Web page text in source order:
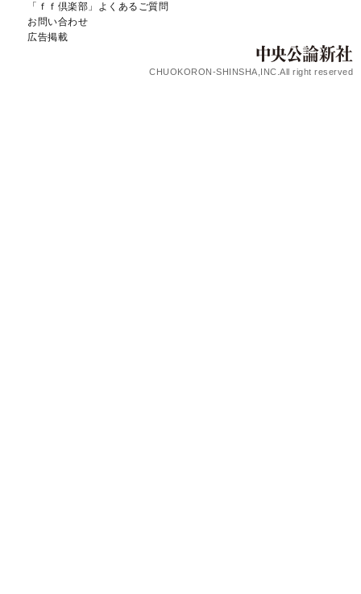
「ｆｆ倶楽部」よくあるご質問
お問い合わせ
広告掲載
CHUOKORON-SHINSHA,INC.All right reserved